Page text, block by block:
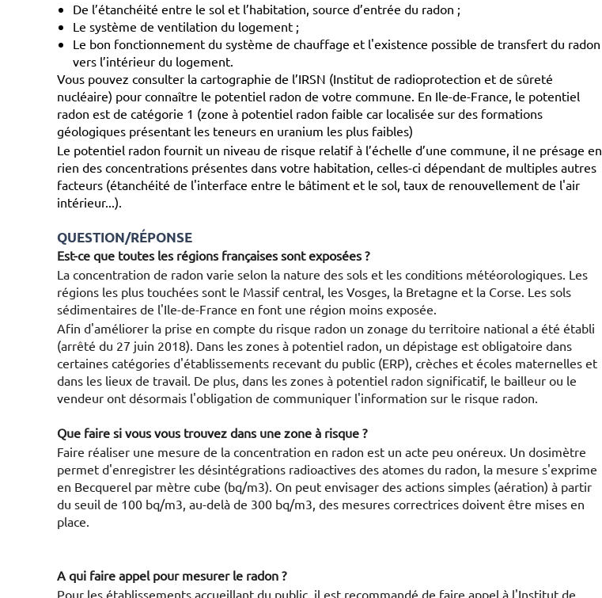
De l’étanchéité entre le sol et l’habitation, source d’entrée du radon ;
Le système de ventilation du logement ;
Le bon fonctionnement du système de chauffage et l'existence possible de transfert du radon
vers l’intérieur du logement.
Vous pouvez consulter la cartographie de l’IRSN (Institut de radioprotection et de sûreté
nucléaire) pour connaître le potentiel radon de votre commune. En Ile-de-France, le potentiel
radon est de catégorie 1 (zone à potentiel radon faible car localisée sur des formations
géologiques présentant les teneurs en uranium les plus faibles)
Le potentiel radon fournit un niveau de risque relatif à l’échelle d’une commune, il ne présage en
rien des concentrations présentes dans votre habitation, celles-ci dépendant de multiples autres
facteurs (étanchéité de l'interface entre le bâtiment et le sol, taux de renouvellement de l'air
intérieur...).
QUESTION/RÉPONSE
Est-ce que toutes les régions françaises sont exposées ?
La concentration de radon varie selon la nature des sols et les conditions météorologiques. Les
régions les plus touchées sont le Massif central, les Vosges, la Bretagne et la Corse. Les sols
sédimentaires de l'Ile-de-France en font une région moins exposée.
Afin d'améliorer la prise en compte du risque radon un zonage du territoire national a été établi
(arrêté du 27 juin 2018). Dans les zones à potentiel radon, un dépistage est obligatoire dans
certaines catégories d'établissements recevant du public (ERP), crèches et écoles maternelles et
dans les lieux de travail. De plus, dans les zones à potentiel radon significatif, le bailleur ou le
vendeur ont désormais l'obligation de communiquer l'information sur le risque radon.
Que faire si vous vous trouvez dans une zone à risque ?
Faire réaliser une mesure de la concentration en radon est un acte peu onéreux. Un dosimètre
permet d'enregistrer les désintégrations radioactives des atomes du radon, la mesure s'exprime
en Becquerel par mètre cube (bq/m3). On peut envisager des actions simples (aération) à partir
du seuil de 100 bq/m3, au-delà de 300 bq/m3, des mesures correctrices doivent être mises en
place.
A qui faire appel pour mesurer le radon ?
Pour les établissements accueillant du public, il est recommandé de faire appel à l'Institut de